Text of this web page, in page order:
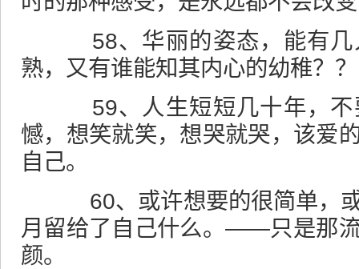
58、华丽的姿态，能有几
熟，又有谁能知其内心的幼稚？？
59、人生短短几十年，不
憾，想笑就笑，想哭就哭，该爱
自己。
60、或许想要的很简单，或
月留给了自己什么。——只是那
颜。